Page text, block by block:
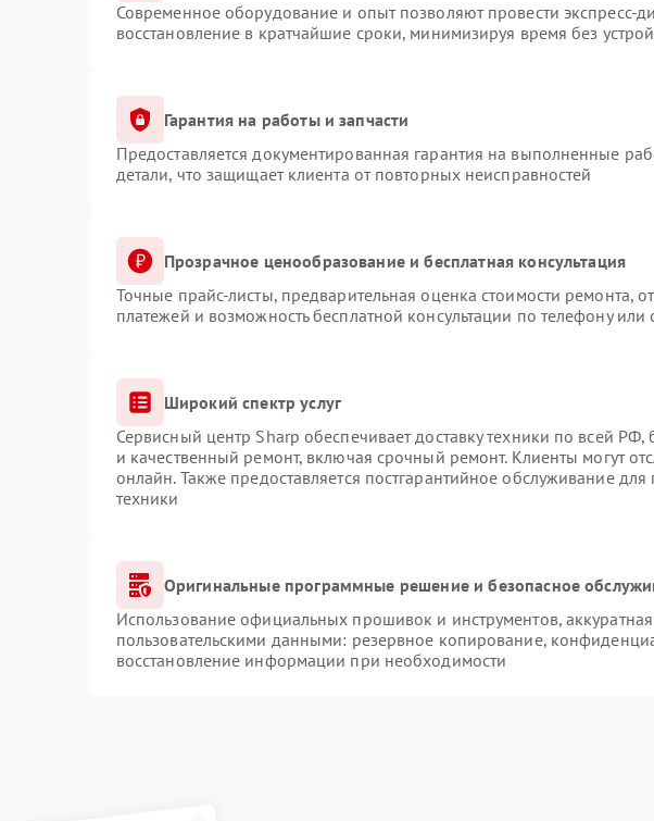
Современное оборудование и опыт позволяют провести экспресс-
восстановление в кратчайшие сроки, минимизируя время без
Гарантия на работы и запчасти
Предоставляется документированная гарантия на выполненные
детали, что защищает клиента от повторных неисправностей
Прозрачное ценообразование и бесплатная консультация
Точные прайс-листы, предварительная оценка стоимости ремонта,
платежей и возможность бесплатной консультации по телефону или
Широкий спектр услуг
Сервисный центр Sharp обеспечивает доставку техники по всей РФ,
и качественный ремонт, включая срочный ремонт. Клиенты могут
онлайн. Также предоставляется постгарантийное обслуживание
техники
Оригинальные программные решение и безопасное
Использование официальных прошивок и инструментов,
пользовательскими данными: резервное копирование,
восстановление информации при необходимости